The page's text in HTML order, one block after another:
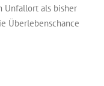
Unfallort als bisher
Überlebenschance